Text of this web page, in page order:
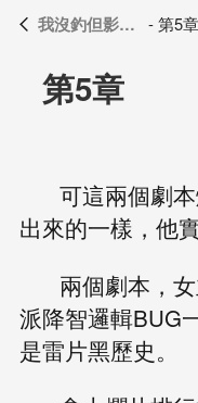
我沒釣但影帝真香了
第5章
可這兩個劇
出來的一樣，他
兩個劇本，
派降智邏輯
是雷片黑歷史。
我沒釣但影帝真香了 - 第5章